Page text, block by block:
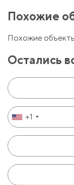
Похожие
Похожие
Остались
+1